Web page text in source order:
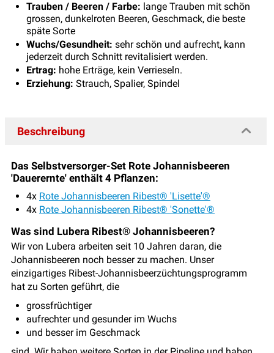
Trauben / Beeren / Farbe: lange Trauben mit schön
grossen, dunkelroten Beeren, Geschmack, die beste
späte Sorte
Wuchs/Gesundheit: sehr schön und aufrecht, kann
jederzeit durch Schnitt revitalisiert werden.
Ertrag: hohe Erträge, kein Verrieseln.
Erziehung: Strauch, Spalier, Spindel
Beschreibung
Das Selbstversorger-Set Rote Johannisbeeren
'Dauerernte' enthält 4 Pflanzen:
4x Rote Johannisbeeren Ribest® 'Lisette'®
4x Rote Johannisbeeren Ribest® 'Sonette'®
Was sind Lubera Ribest® Johannisbeeren?
Wir von Lubera arbeiten seit 10 Jahren daran, die
Johannisbeeren noch besser zu machen. Unser
einzigartiges Ribest-Johannisbeerzüchtungsprogramm
hat zu Sorten geführt, die
grossfrüchtiger
aufrechter und gesunder im Wuchs
und besser im Geschmack